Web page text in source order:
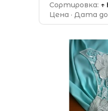
Сортировка: ↑
Цена · Дата